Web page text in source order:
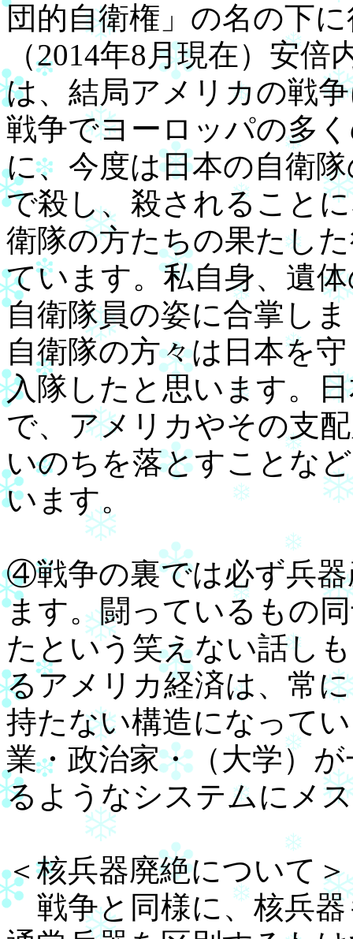
団的自衛権」の名の下
（2014年8月現在）安
は、結局アメリカの戦
戦争でヨーロッパの多
に、今度は日本の自衛
で殺し、殺されること
衛隊の方たちの果たし
ています。私自身、遺
自衛隊員の姿に合掌し
自衛隊の方々は日本を
入隊したと思います。
で、アメリカやその支
いのちを落とすことな
います。
④戦争の裏では必ず兵
ます。闘っているもの
たという笑えない話し
るアメリカ経済は、常
持たない構造になって
業・政治家・（大学）
るようなシステムにメ
＜核兵器廃絶について＞
戦争と同様に、核兵器